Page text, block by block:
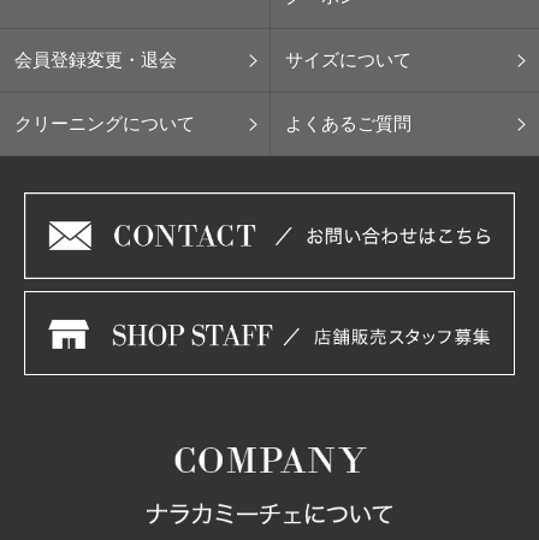
会員登録変更・退会 サイズについて
クリーニングについて よくあるご質問